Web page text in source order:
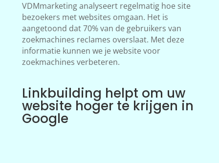
VDMmarketing analyseert regelmatig hoe site
bezoekers met websites omgaan. Het is
aangetoond dat 70% van de gebruikers van
zoekmachines reclames overslaat. Met deze
informatie kunnen we je website voor
zoekmachines verbeteren.
Linkbuilding helpt om uw
website hoger te krijgen in
Google